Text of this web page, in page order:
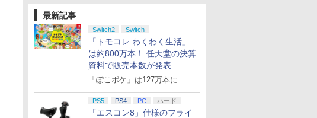
最新記事
Switch2 Switch
「トモコレ わくわく生活」
は約800万本！ 任天堂の決算
資料で販売本数が発表
「ぽこポケ」は127万本に
PS5 PS4 PC ハード
「エスコン8」仕様のフライ